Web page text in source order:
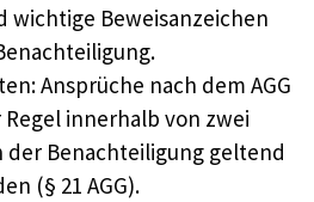
wichtige Beweisanzeichen
Ansprüche nach dem AGG
Regel innerhalb von zwei
der Benachteiligung geltend
(§ 21 AGG).